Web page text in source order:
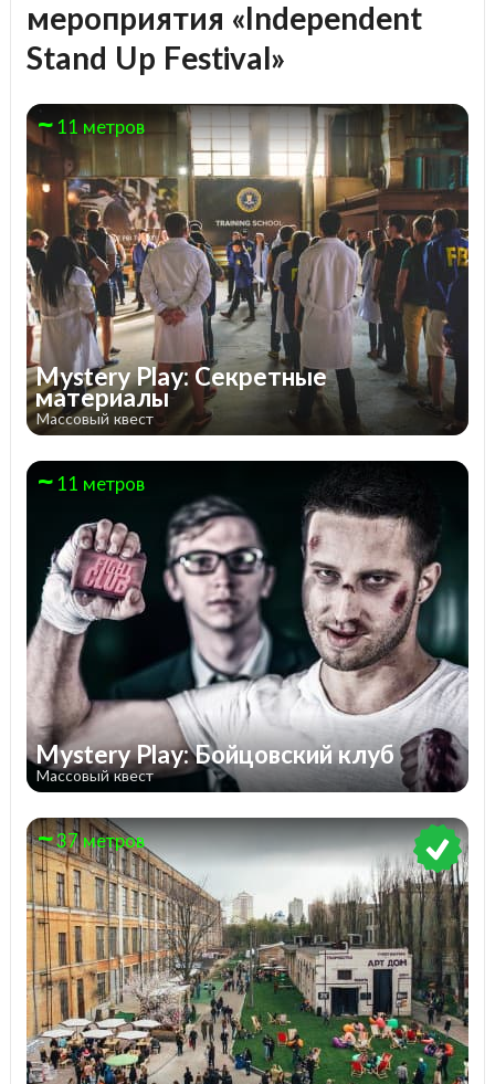
мероприятия «Independent
Stand Up Festival»
11 метров
Mystery Play: Секретные
материалы
Массовый квест
11 метров
Mystery Play: Бойцовский клуб
Массовый квест
37 метров